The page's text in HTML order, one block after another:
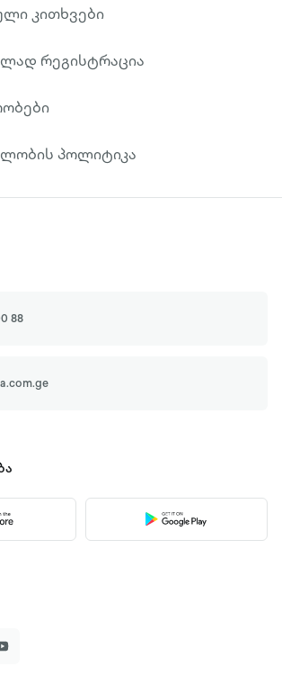
კითხვები
რეგისტრაცია
პოლიტიკა
88